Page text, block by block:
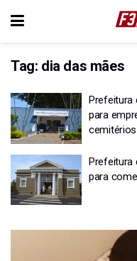
Tag: dia das mães
Prefeitura
para
cemitérios
Prefeitura
para